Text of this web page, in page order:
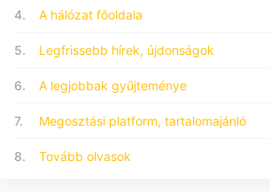
4. A hálózat főoldala
5. Legfrissebb hírek, újdonságok
6. A legjobbak gyűjteménye
7. Megosztási platform, tartalomajánló
8. Tovább olvasok